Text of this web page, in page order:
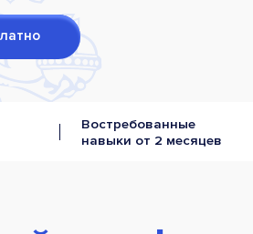
Востребованные
навыки от 2 месяцев